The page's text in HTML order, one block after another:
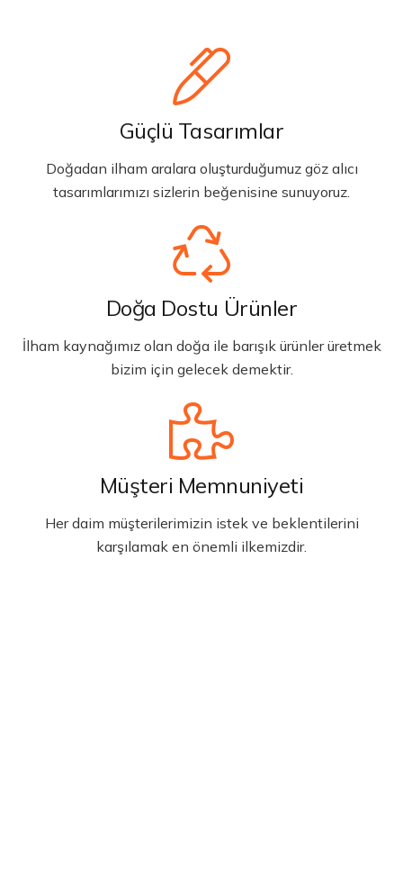
Güçlü Tasarımlar
Doğadan ilham aralara oluşturduğumuz göz alıcı
tasarımlarımızı sizlerin beğenisine sunuyoruz.
Doğa Dostu Ürünler
İlham kaynağımız olan doğa ile barışık ürünler üretmek
bizim için gelecek demektir.
Müşteri Memnuniyeti
Her daim müşterilerimizin istek ve beklentilerini
karşılamak en önemli ilkemizdir.